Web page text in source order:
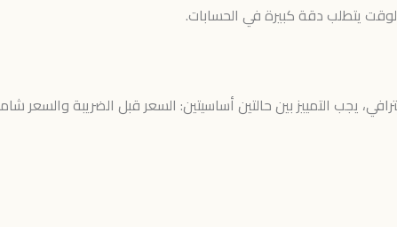
يتطلب دقة كبيرة في الحسابات.
يجب التمييز بين حالتين أساسيتين: السعر قبل الضريبة والسعر